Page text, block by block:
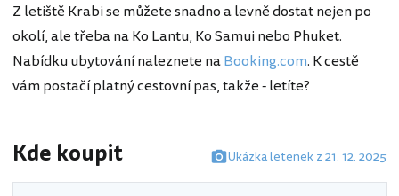
Z letiště Krabi se můžete snadno a levně dostat nejen po
okolí, ale třeba na Ko Lantu, Ko Samui nebo Phuket.
Nabídku ubytování naleznete naBooking.com. K cestě
vám postačí platný cestovní pas, takže - letíte?
Kde koupit Ukázka letenek z 21. 12. 2025